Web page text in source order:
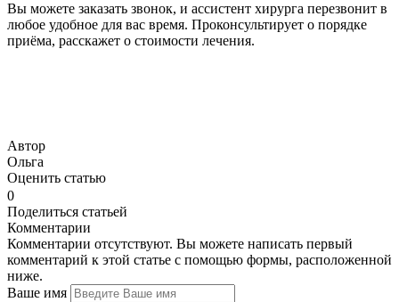
Вы можете заказать звонок, и ассистент хирурга перезвонит в
любое удобное для вас время. Проконсультирует о порядке
приёма, расскажет о стоимости лечения.
Автор
Ольга
Оценить статью
0
Поделиться статьей
Комментарии
Комментарии отсутствуют. Вы можете написать первый
комментарий к этой статье с помощью формы, расположенной
ниже.
Ваше имя